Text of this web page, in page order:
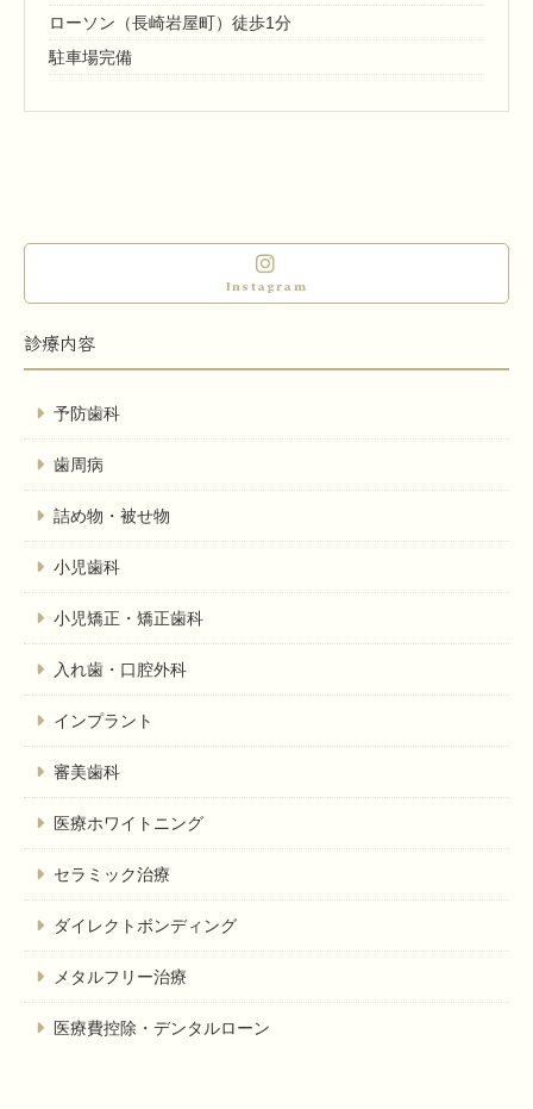
ローソン（長崎岩屋町）徒歩1分
駐車場完備
Instagram
診療内容
予防歯科
歯周病
詰め物・被せ物
小児歯科
小児矯正・矯正歯科
入れ歯・口腔外科
インプラント
審美歯科
医療ホワイトニング
セラミック治療
ダイレクトボンディング
メタルフリー治療
医療費控除・デンタルローン